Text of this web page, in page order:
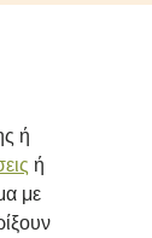
ή
ή
με